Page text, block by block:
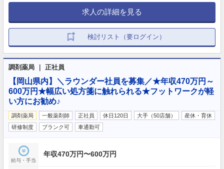
求人の詳細を見る
検討リスト（要ログイン）
調剤薬局 ｜ 正社員
【岡山県内】＼ラウンダー社員を募集／★年収470万円～
600万円★幅広い処方箋に触れられる★フットワークが軽
い方にお勧め♪
調剤薬局 一般薬剤師 正社員 休日120日 大手（50店舗）
産休・育休
研修制度
ブランク可 車通勤可
給与・手当
年収470万円〜600万円